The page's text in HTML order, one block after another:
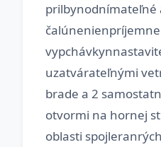
prilbynodnímateľné
uzatvárateľnými
brade a 2
otvormi na hornej
oblasti